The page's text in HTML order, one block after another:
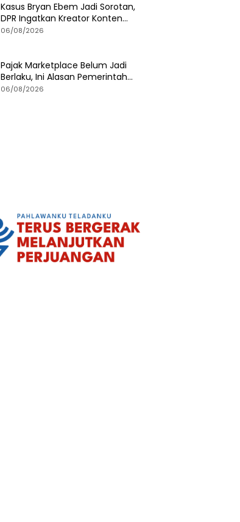
Kasus Bryan Ebem Jadi Sorotan,
DPR Ingatkan Kreator Konten
Soal Privasi dan UU PDP
06/08/2026
Pajak Marketplace Belum Jadi
Berlaku, Ini Alasan Pemerintah
Menundanya
06/08/2026